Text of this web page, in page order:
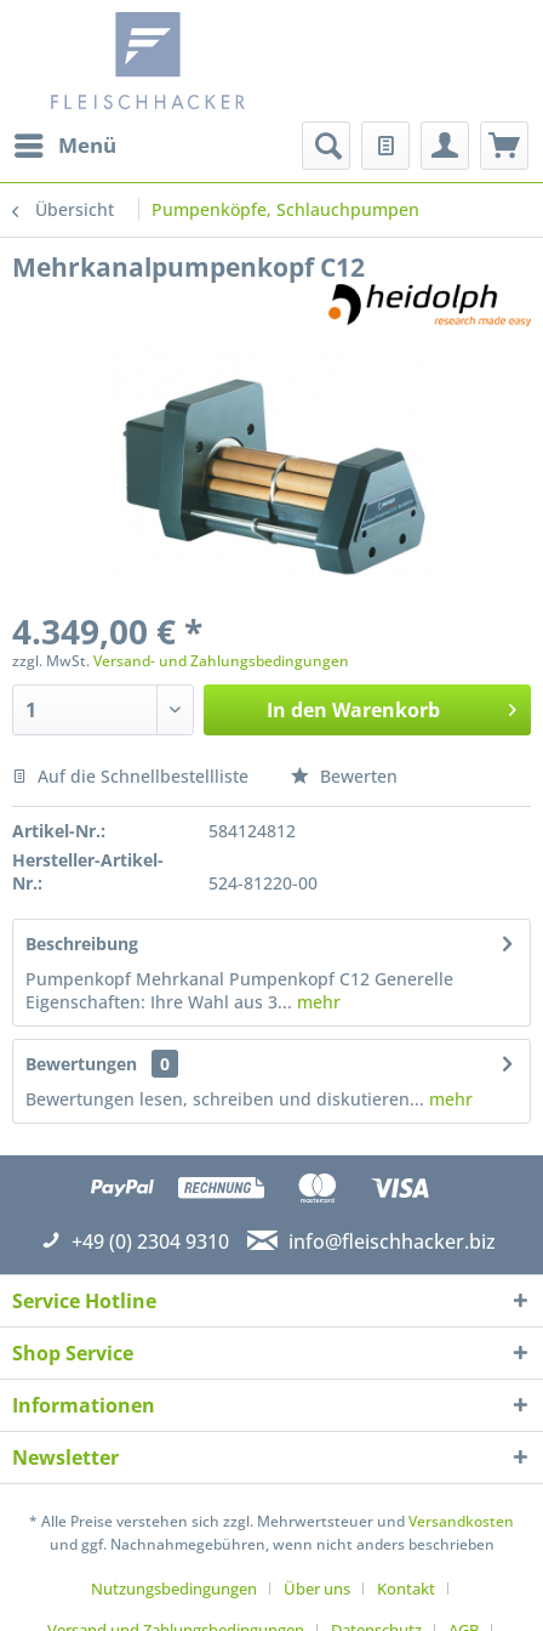
Menü
Übersicht Pumpenköpfe, Schlauchpumpen
Mehrkanalpumpenkopf C12
4.349,00 € *
zzgl. MwSt.Versand- und Zahlungsbedingungen
In den Warenkorb
Preis anfragen
Ich habe die
Mit * gekennzeichnete Felder sind Pflichtfelder.
Auf die Schnellbestellliste Bewerten
Artikel-Nr.:
584124812
Hersteller-Artikel-
Nr.:
524-81220-00
Beschreibung
Pumpenkopf Mehrkanal Pumpenkopf C12 Generelle
Eigenschaften: Ihre Wahl aus 3... mehr
Bewertungen
0
Bewertungen lesen, schreiben und diskutieren... mehr
+49 (0) 2304 9310 info@fleischhacker.biz
Service Hotline
Shop Service
Informationen
Newsletter
* Alle Preise verstehen sich zzgl. Mehrwertsteuer undVersandkosten
und ggf. Nachnahmegebühren, wenn nicht anders beschrieben
Nutzungsbedingungen Über uns
Kontakt